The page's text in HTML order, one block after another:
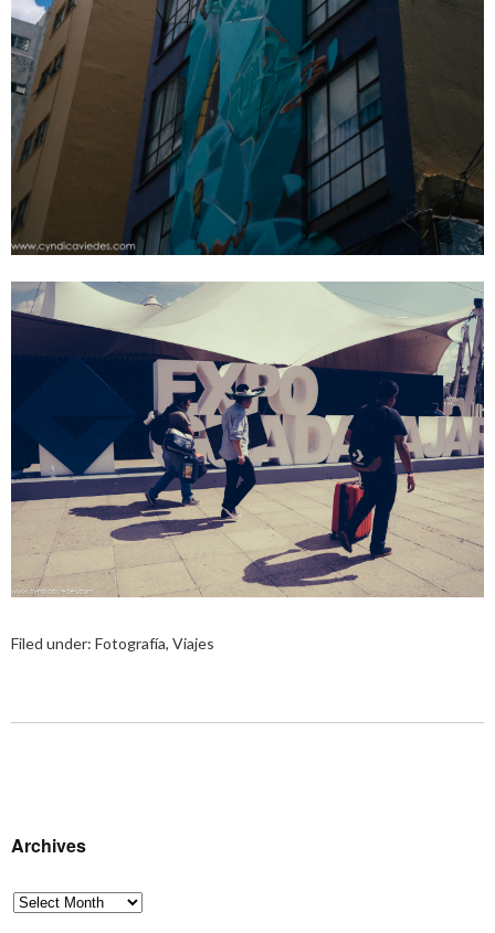
Filed under: Fotografía, Viajes
Archives
Archives